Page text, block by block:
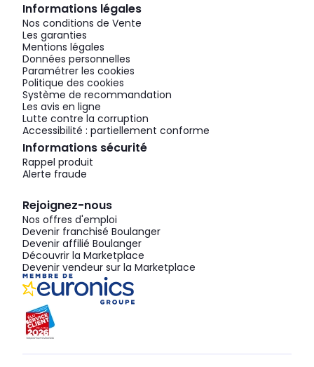
Informations légales
Nos conditions de Vente
Les garanties
Mentions légales
Données personnelles
Paramétrer les cookies
Politique des cookies
Système de recommandation
Les avis en ligne
Lutte contre la corruption
Accessibilité : partiellement conforme
Informations sécurité
Rappel produit
Alerte fraude
Rejoignez-nous
Nos offres d'emploi
Devenir franchisé Boulanger
Devenir affilié Boulanger
Découvrir la Marketplace
Devenir vendeur sur la Marketplace